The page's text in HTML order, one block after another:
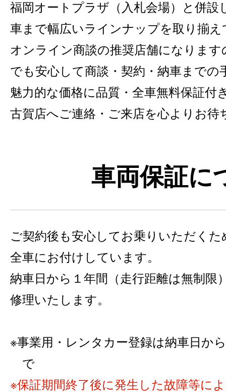
福岡オートプラザ（入札会場）と併設
車まで幅広いラインナップを取り揃
オンライン商談の推奨店舗になりま
でも安心して商談・契約・納車まで
魅力的な価格に品質・全車無料保証付
古賀店へご連絡・ご来店を心よりお待
車両保証に
ご契約後も安心してお乗りいただく
全車にお付けしています。
納車日から１年間（走行距離は無制限
修理いたします。
事業用・レンタカー登録は納車日か
で
保証期間終了後に発生した故障等に